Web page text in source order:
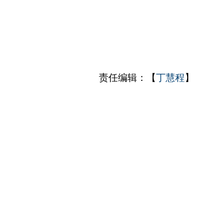
责任编辑：【丁慧程 】